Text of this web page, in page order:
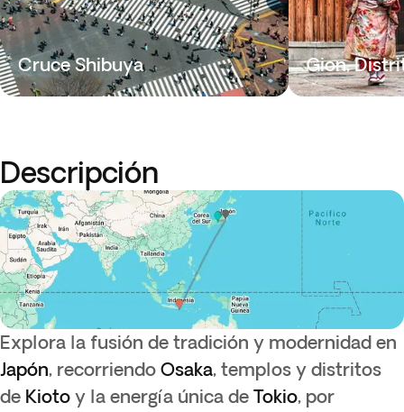
Cruce Shibuya Gion,
Descripción
Explora la fusión de tradición y modernidad en
Japón, recorriendo Osaka, templos y distritos
de Kioto y la energía única de Tokio, por